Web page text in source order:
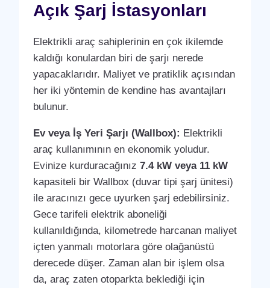
Açık Şarj İstasyonları
Elektrikli araç sahiplerinin en çok ikilemde
kaldığı konulardan biri de şarjı nerede
yapacaklarıdır. Maliyet ve pratiklik açısından
her iki yöntemin de kendine has avantajları
bulunur.
Ev veya İş Yeri Şarjı (Wallbox): Elektrikli
araç kullanımının en ekonomik yoludur.
Evinize kurduracağınız 7.4 kW veya 11 kW
kapasiteli bir Wallbox (duvar tipi şarj ünitesi)
ile aracınızı gece uyurken şarj edebilirsiniz.
Gece tarifeli elektrik aboneliği
kullanıldığında, kilometrede harcanan maliyet
içten yanmalı motorlara göre olağanüstü
derecede düşer. Zaman alan bir işlem olsa
da, araç zaten otoparkta beklediği için